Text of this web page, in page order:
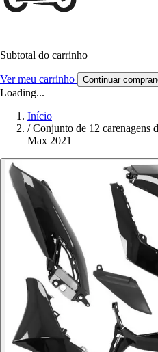
Subtotal do carrinho
Ver meu carrinho Continuar
Loading...
Início
/ Conjunto de 12 carenagens
Max 2021